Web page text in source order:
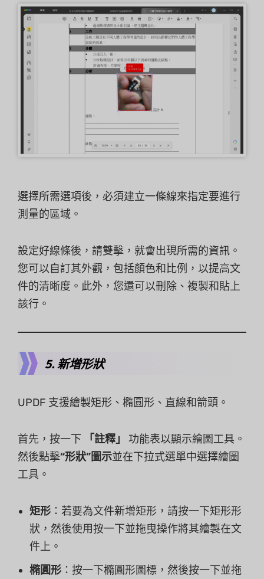
選擇所需選項後，必須建立一條線來指定要進行
測量的區域。
設定好線條後，請雙擊，就會出現所需的資訊。
您可以自訂其外觀，包括顏色和比例，以提高文
件的清晰度。此外，您還可以刪除、複製和貼上
該行。
5. 新增形狀
UPDF 支援繪製矩形、橢圓形、直線和箭頭。
首先，按一下 「註釋」
功能表以顯示繪圖工具。
然後點擊“形狀”圖示並在下拉式選單中選擇繪圖
工具。
矩形 ：若要為文件新增矩形，請按一下矩形形
狀，然後使用按一下並拖曳操作將其繪製在文
件上。
橢圓形 ：按一下橢圓形圖標，然後按一下並拖